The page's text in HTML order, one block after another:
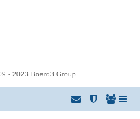
- 2023 Board3 Group